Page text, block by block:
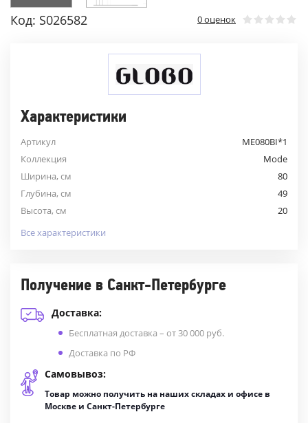
Код: S026582 0 оценок
Характеристики
Артикул
ME080BI*1
Коллекция
Mode
Ширина, см
80
Глубина, см
49
Высота, см
20
Все характеристики
Получение в Санкт-Петербурге
Доставка:
Бесплатная доставка – от 30 000 руб.
Доставка по РФ
Самовывоз:
Товар можно получить на наших складах и офисе в
Москве и Санкт-Петербурге